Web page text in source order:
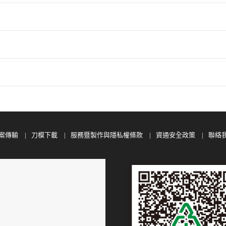
傳輸 刀模下載 服務暨製作與隱私權條款 資通安全政策 聯絡